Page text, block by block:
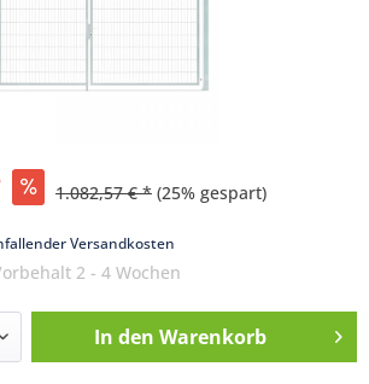
1.082,57 € * (25% gespart)
Versandkosten
2 - 4 Wochen
In den Warenkorb